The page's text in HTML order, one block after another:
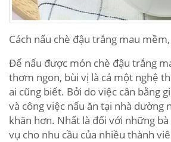
Cách nấu chè đậu trắng mau
Để nấu được món chè đậu trắng
thơm ngon, bùi vị là cả một nghệ
ai cũng biết. Bởi do việc cân bằng
và công việc nấu ăn tại nhà dường
khăn hơn. Nhất là đối với những
vụ cho nhu cầu của nhiều thành